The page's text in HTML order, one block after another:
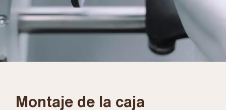
Montaje de la caja